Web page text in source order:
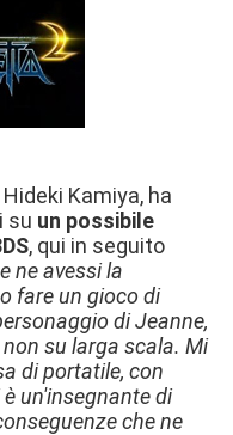
Hideki Kamiya, ha
su un possibile
, qui in seguito
e ne avessi la
fare un gioco di
di Jeanne,
su larga scala. Mi
di portatile, con
un'insegnante di
che ne